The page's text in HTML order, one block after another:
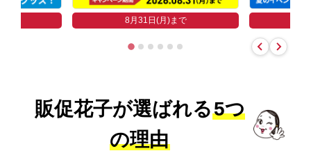
8月31日(月)まで
販促花子が選ばれる5つ
の理由